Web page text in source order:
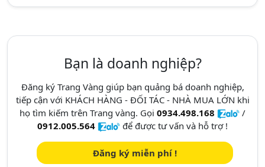
Bạn là doanh nghiệp?
Đăng ký Trang Vàng giúp bạn quảng bá doanh nghiệp,
tiếp cận với KHÁCH HÀNG - ĐỐI TÁC - NHÀ MUA LỚN khi
họ tìm kiếm trên Trang vàng. Gọi 0934.498.168
/
0912.005.564
để được tư vấn và hỗ trợ !
Đăng ký miễn phí !